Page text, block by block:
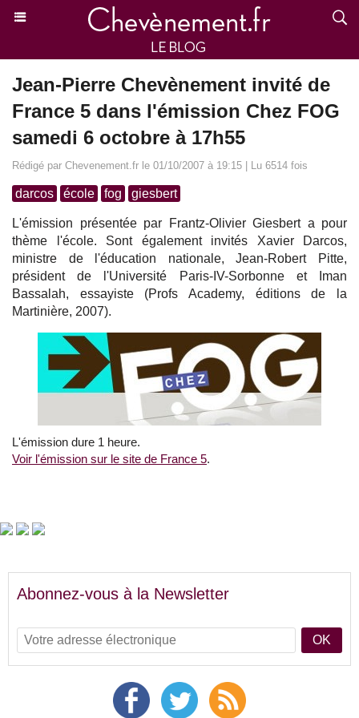
Jean-Pierre Chevènement invité de
France 5 dans l'émission Chez FOG
samedi 6 octobre à 17h55
Rédigé par Chevenement.fr le 01/10/2007 à 19:15 | Lu 6514 fois
darcos école fog giesbert
L'émission présentée par Frantz-Olivier Giesbert a pour
thème l'école. Sont également invités Xavier Darcos,
ministre de l'éducation nationale, Jean-Robert Pitte,
président de l'Université Paris-IV-Sorbonne et Iman
Bassalah, essayiste (Profs Academy, éditions de la
Martinière, 2007).
L'émission dure 1 heure.
Voir l'émission sur le site de France 5.
Abonnez-vous à la Newsletter
OK